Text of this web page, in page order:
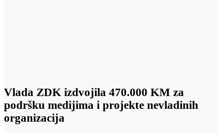
Vlada ZDK izdvojila 470.000 KM za
podršku medijima i projekte nevladinih
organizacija